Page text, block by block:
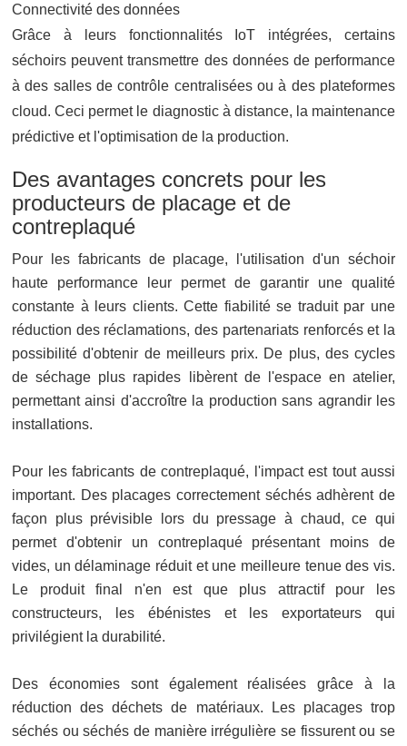
Connectivité des données
Grâce à leurs fonctionnalités IoT intégrées, certains
séchoirs peuvent transmettre des données de performance
à des salles de contrôle centralisées ou à des plateformes
cloud. Ceci permet le diagnostic à distance, la maintenance
prédictive et l'optimisation de la production.
Des avantages concrets pour les
producteurs de placage et de
contreplaqué
Pour les fabricants de placage, l'utilisation d'un séchoir
haute performance leur permet de garantir une qualité
constante à leurs clients. Cette fiabilité se traduit par une
réduction des réclamations, des partenariats renforcés et la
possibilité d'obtenir de meilleurs prix. De plus, des cycles
de séchage plus rapides libèrent de l'espace en atelier,
permettant ainsi d'accroître la production sans agrandir les
installations.
Pour les fabricants de contreplaqué, l'impact est tout aussi
important. Des placages correctement séchés adhèrent de
façon plus prévisible lors du pressage à chaud, ce qui
permet d'obtenir un contreplaqué présentant moins de
vides, un délaminage réduit et une meilleure tenue des vis.
Le produit final n'en est que plus attractif pour les
constructeurs, les ébénistes et les exportateurs qui
privilégient la durabilité.
Des économies sont également réalisées grâce à la
réduction des déchets de matériaux. Les placages trop
séchés ou séchés de manière irrégulière se fissurent ou se